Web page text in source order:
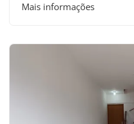
Mais informações